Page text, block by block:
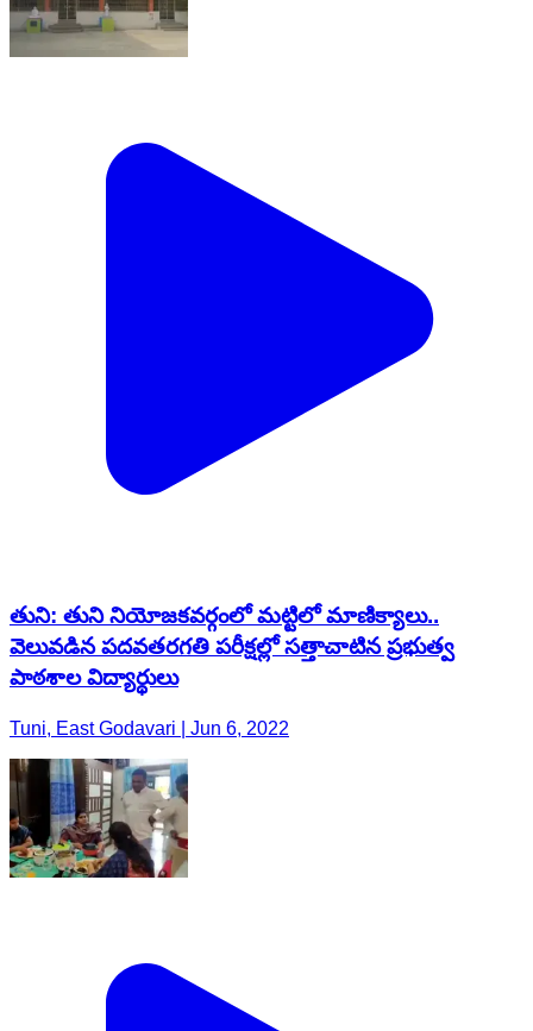
తుని: తుని నియోజకవర్గంలో మట్టిలో మాణిక్యాలు..
వెలువడిన పదవతరగతి పరీక్షల్లో సత్తాచాటిన ప్రభుత్వ
పాఠశాల విద్యార్థులు
Tuni, East Godavari | Jun 6, 2022